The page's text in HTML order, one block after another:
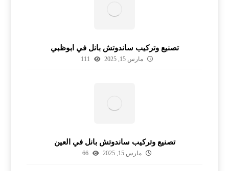
تصنيع وتركيب ساندوتش بانل في ابوظبي
مارس 15, 2025 111
تصنيع وتركيب ساندوتش بانل في العين
مارس 15, 2025 66